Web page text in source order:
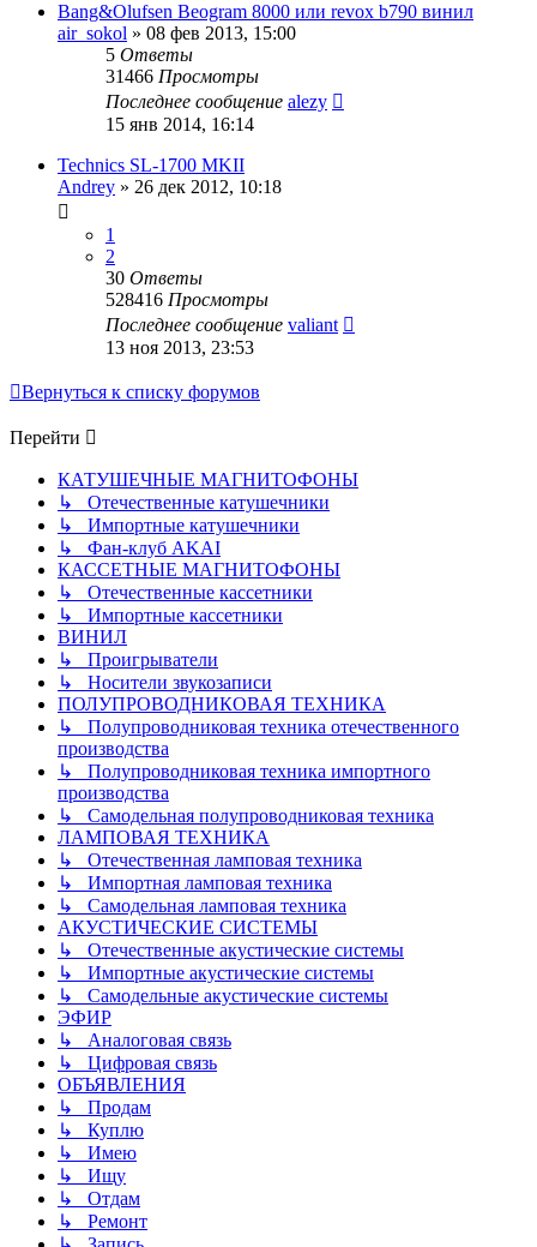
Bang&Olufsen Beogram 8000 или revox b790 винил
air_sokol » 08 фев 2013, 15:00
5 Ответы
31466 Просмотры
Последнее сообщение alezy
15 янв 2014, 16:14
Technics SL-1700 MKII
Andrey » 26 дек 2012, 10:18
1
2
30 Ответы
528416 Просмотры
Последнее сообщение valiant
13 ноя 2013, 23:53
Вернуться к списку форумов
Перейти
КАТУШЕЧНЫЕ МАГНИТОФОНЫ
↳ Отечественные катушечники
↳ Импортные катушечники
↳ Фан-клуб AKAI
КАССЕТНЫЕ МАГНИТОФОНЫ
↳ Отечественные кассетники
↳ Импортные кассетники
ВИНИЛ
↳ Проигрыватели
↳ Носители звукозаписи
ПОЛУПРОВОДНИКОВАЯ ТЕХНИКА
↳ Полупроводниковая техника отечественного
производства
↳ Полупроводниковая техника импортного
производства
↳ Самодельная полупроводниковая техника
ЛАМПОВАЯ ТЕХНИКА
↳ Отечественная ламповая техника
↳ Импортная ламповая техника
↳ Самодельная ламповая техника
АКУСТИЧЕСКИЕ СИСТЕМЫ
↳ Отечественные акустические системы
↳ Импортные акустические системы
↳ Самодельные акустические системы
ЭФИР
↳ Аналоговая связь
↳ Цифровая связь
ОБЪЯВЛЕНИЯ
↳ Продам
↳ Куплю
↳ Имею
↳ Ищу
↳ Отдам
↳ Ремонт